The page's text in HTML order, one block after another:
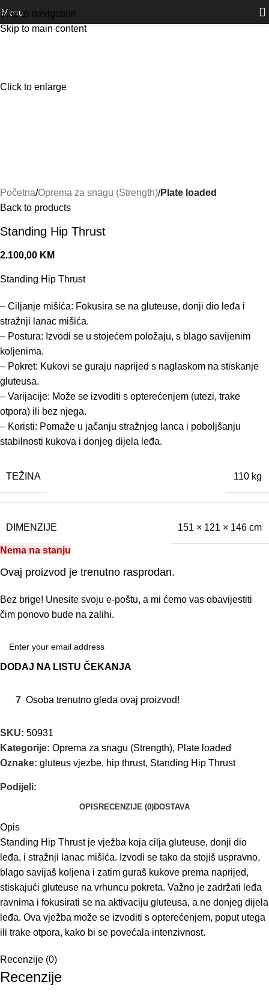
Skip to navigation
Skip to main content
Outlet
Menu
Click to enlarge
Početna Oprema za snagu (Strength) Plate loaded
Back to products
Standing Hip Thrust
2.100,00 KM
Standing Hip Thrust
– Ciljanje mišića: Fokusira se na gluteuse, donji dio leđa i
stražnji lanac mišića.
– Postura: Izvodi se u stojećem položaju, s blago savijenim
koljenima.
– Pokret: Kukovi se guraju naprijed s naglaskom na stiskanje
gluteusa.
– Varijacije: Može se izvoditi s opterećenjem (utezi, trake
otpora) ili bez njega.
– Koristi: Pomaže u jačanju stražnjeg lanca i poboljšanju
stabilnosti kukova i donjeg dijela leđa.
TEŽINA 110 kg
DIMENZIJE 151 × 121 × 146 cm
Nema na stanju
Ovaj proizvod je trenutno rasprodan.
Bez brige! Unesite svoju e-poštu, a mi ćemo vas obavijestiti
čim ponovo bude na zalihi.
DODAJ NA LISTU ČEKANJA
7 Osoba trenutno gleda ovaj proizvod!
SKU: 50931
Kategorije: Oprema za snagu (Strength), Plate loaded
Oznake: gluteus vjezbe, hip thrust, Standing Hip Thrust
Podijeli:
OPIS RECENZIJE (0)DOSTAVA
Opis
Standing Hip Thrust je vježba koja cilja gluteuse, donji dio
leđa, i stražnji lanac mišića. Izvodi se tako da stojiš uspravno,
blago savijaš koljena i zatim guraš kukove prema naprijed,
stiskajući gluteuse na vrhuncu pokreta. Važno je zadržati leđa
ravnima i fokusirati se na aktivaciju gluteusa, a ne donjeg dijela
leđa. Ova vježba može se izvoditi s opterećenjem, poput utega
ili trake otpora, kako bi se povećala intenzivnost.
Recenzije (0)
Recenzije